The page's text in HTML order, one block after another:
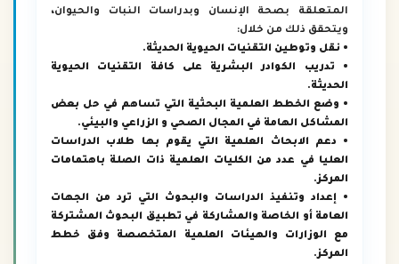
المتعلقة بصحة الإنسان وبدراسات النبات والحيوان،
ويتحقق ذلك من خلال:
• نقل وتوطين التقنيات الحيوية الحديثة.
• تدريب الكوادر البشرية على كافة التقنيات الحيوية
الحديثة.
• وضع الخطط العلمية البحثية التي تساهم في حل بعض
المشاكل الهامة في المجال الصحي و الزراعي والبيئي.
• دعم الابحاث العلمية التي يقوم بها طلاب الدراسات
العليا في عدد من الكليات العلمية ذات الصلة باهتمامات
المركز.
• إعداد وتنفيذ الدراسات والبحوث التي ترد من الجهات
العامة أو الخاصة والمشاركة في تطبيق البحوث المشتركة
مع الوزارات والهيئات العلمية المتخصصة وفق خطط
المركز.